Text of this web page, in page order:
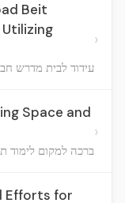
Beit
עידוד לבית מדרש
›
Space and
ברכה למקום לימוד
›
Efforts for